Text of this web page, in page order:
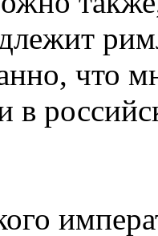
что
в